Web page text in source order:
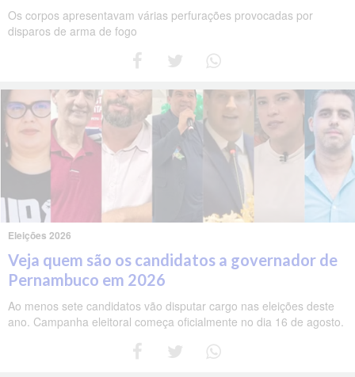
Os corpos apresentavam várias perfurações provocadas por
disparos de arma de fogo
Eleições 2026
Veja quem são os candidatos a governador de
Pernambuco em 2026
Ao menos sete candidatos vão disputar cargo nas eleições deste
ano. Campanha eleitoral começa oficialmente no dia 16 de agosto.